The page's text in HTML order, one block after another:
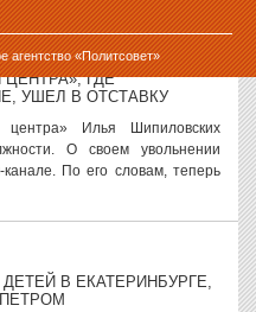
«Политсовет»
ГДЕ
УШЕЛ В ОТСТАВКУ
центра» Илья Шипиловских
О своем увольнении
По его словам, теперь
В ЕКАТЕРИНБУРГЕ,